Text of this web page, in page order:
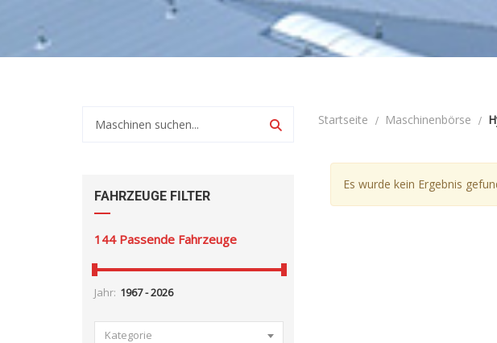
FAHRZEUGE FILTER
144 Passende Fahrzeuge
Jahr:
Kategorie
Startseite Maschinenbörse
Es wurde kein Ergebnis